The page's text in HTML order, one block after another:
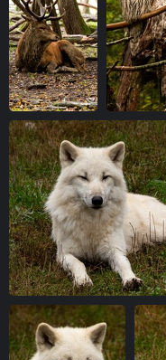
IMG 6861-1
vue 6520 fois
IMG
vue
IMG
vue 4846